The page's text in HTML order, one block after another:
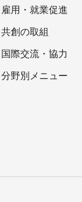
雇用・就業促進
共創の取組
国際交流・協力
分野別メニュー